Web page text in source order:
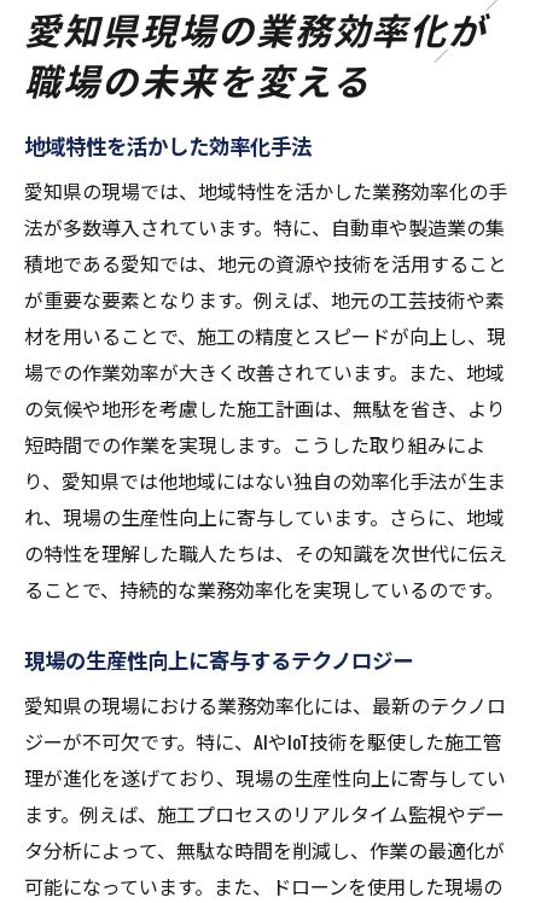
理由
現場のテクノロジー革新が愛知県の働き方を変
愛知県で進化するテクノロジー導入事例
現場作業におけるAIとIoTの具体的な活用法
最新技術が現場の働き方に与える影響
愛知県でのテクノロジー革新と地域経済の
活性化
現場のテクノロジー革新が生み出す新たな
雇用機会
愛知県におけるスマートワークプレースの
実現
AIとIoTで進化する愛知県の現場業務効率化
AIとIoTの導入による施工管理の効率化
愛知県現場でのAI活用事例紹介
現場の業務効率化を支えるデータ分析の重
要性
AIとIoTの連携で生まれる新たな業務フロー
未来の現場を担う愛知県の技術革新
愛知県で実現する現場効率化の最前線を探る
最新技術が切り開く現場効率化の未来
愛知県現場の業務効率化が
職場の未来を変える
地域特性を活かした効率化手法
愛知県の現場では、地域特性を活かした業務効率化の手
法が多数導入されています。特に、自動車や製造業の集
積地である愛知では、地元の資源や技術を活用すること
が重要な要素となります。例えば、地元の工芸技術や素
材を用いることで、施工の精度とスピードが向上し、現
場での作業効率が大きく改善されています。また、地域
の気候や地形を考慮した施工計画は、無駄を省き、より
短時間での作業を実現します。こうした取り組みによ
り、愛知県では他地域にはない独自の効率化手法が生ま
れ、現場の生産性向上に寄与しています。さらに、地域
の特性を理解した職人たちは、その知識を次世代に伝え
ることで、持続的な業務効率化を実現しているのです。
現場の生産性向上に寄与するテクノロジー
愛知県の現場における業務効率化には、最新のテクノロ
ジーが不可欠です。特に、AIやIoT技術を駆使した施工管
理が進化を遂げており、現場の生産性向上に寄与してい
ます。例えば、施工プロセスのリアルタイム監視やデー
タ分析によって、無駄な時間を削減し、作業の最適化が
可能になっています。また、ドローンを使用した現場の